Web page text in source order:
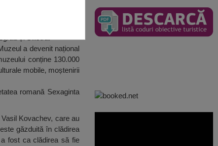
și Silistra.
a devenit național
conține 130.000
mobile, moștenirii
romană Sexaginta
Kovachev, care au
găzduită în clădirea
a fost ca clădirea să fie